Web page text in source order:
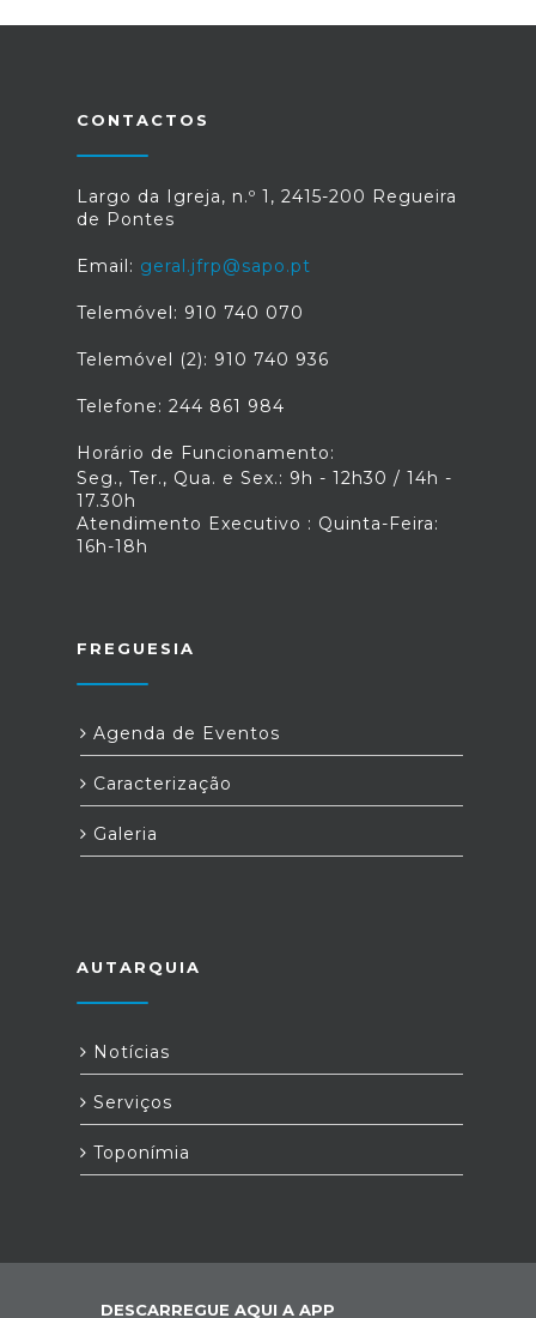
CONTACTOS
Largo da Igreja, n.º 1, 2415-200 Regueira
de Pontes
Email: geral.jfrp@sapo.pt
Telemóvel: 910 740 070
Telemóvel (2): 910 740 936
Telefone: 244 861 984
Horário de Funcionamento:
Seg., Ter., Qua. e Sex.: 9h - 12h30 / 14h -
17.30h
Atendimento Executivo : Quinta-Feira:
16h-18h
FREGUESIA
Agenda de Eventos
Caracterização
Galeria
AUTARQUIA
Notícias
Serviços
Toponímia
DESCARREGUE AQUI A APP